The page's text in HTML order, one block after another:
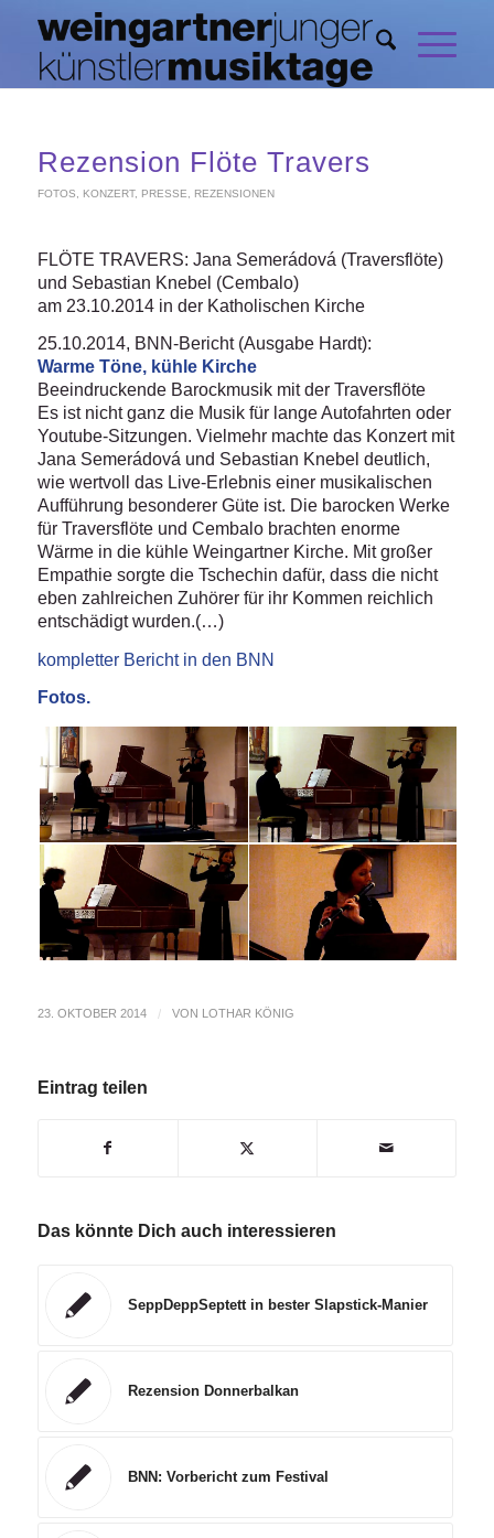
Rezension Flöte Travers
FOTOS KONZERT, PRESSE REZENSIONEN
FLÖTE TRAVERS: Jana Semerádová (Traversflöte)
und Sebastian Knebel (Cembalo)
am 23.10.2014 in der Katholischen Kirche
25.10.2014, BNN-Bericht (Ausgabe Hardt):
Warme Töne, kühle Kirche
Beeindruckende Barockmusik mit der Traversflöte
Es ist nicht ganz die Musik für lange Autofahrten oder
Youtube-Sitzungen. Vielmehr machte das Konzert mit
Jana Semerádová und Sebastian Knebel deutlich,
wie wertvoll das Live-Erlebnis einer musikalischen
Aufführung besonderer Güte ist. Die barocken Werke
für Traversflöte und Cembalo brachten enorme
Wärme in die kühle Weingartner Kirche. Mit großer
Empathie sorgte die Tschechin dafür, dass die nicht
eben zahlreichen Zuhörer für ihr Kommen reichlich
entschädigt wurden.(…)
kompletter Bericht in den BNN
Fotos.
23. OKTOBER 2014 / VON LOTHAR KÖNIG
Eintrag teilen
Das könnte Dich auch interessieren
SeppDeppSeptett in bester Slapstick-Manier
Rezension Donnerbalkan
BNN: Vorbericht zum Festival